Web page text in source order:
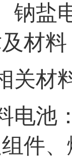
钠盐
材料
关材
电池
件